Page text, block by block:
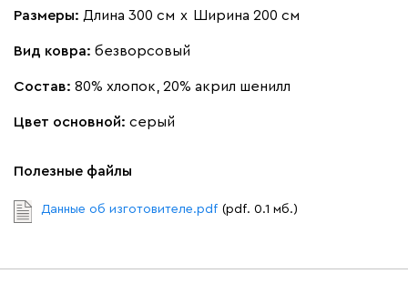
Размеры: Длина 300 см х Ширина 200 см
Вид ковра: безворсовый
Состав: 80% хлопок, 20% акрил шенилл
Цвет основной: серый
Полезные файлы
Данные об изготовителе.pdf (pdf. 0.1 мб.)